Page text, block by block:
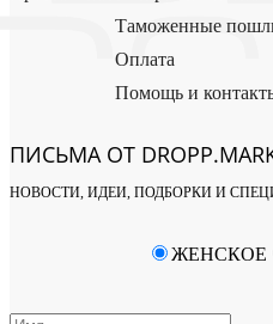
Таможенные
Оплата
Помощь и
ПИСЬМА ОТ
НОВОСТИ, ИДЕИ, ПОДБОРКИ И
ЖЕНСКОЕ